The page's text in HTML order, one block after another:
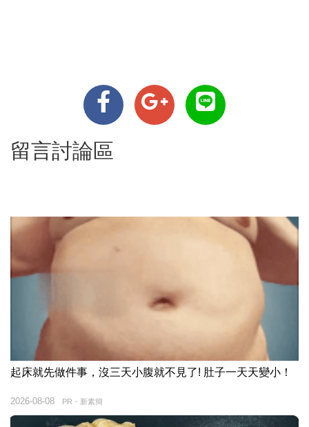
留言討論區
起床就先做件事，沒三天小腹就不見了! 肚子一天天變小！
PR・新素簡
2026-08-08